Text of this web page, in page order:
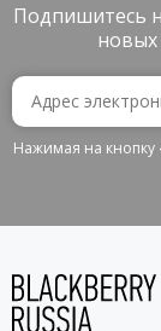
Подпишитесь
новых
Нажимая на кнопку